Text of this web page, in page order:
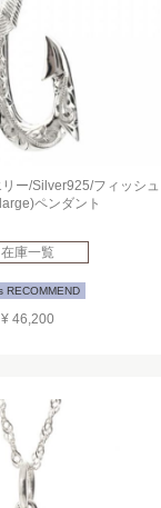
ー/Silver925/フィッシュ
ペンダント
在庫一覧
RECOMMEND
¥ 46,200